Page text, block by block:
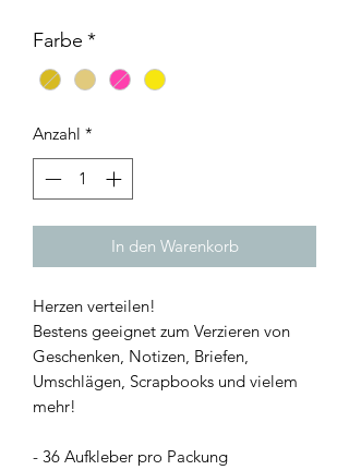
Farbe *
Anzahl *
In den Warenkorb
Herzen verteilen!
Bestens geeignet zum Verzieren von
Geschenken, Notizen, Briefen,
Umschlägen, Scrapbooks und vielem
mehr!
- 36 Aufkleber pro Packung